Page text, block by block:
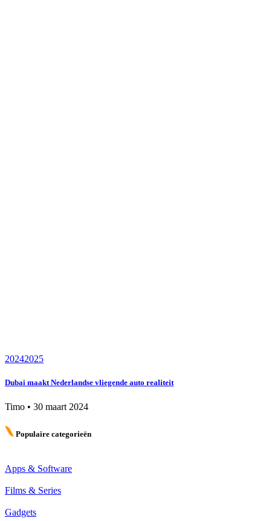
20242025
Dubai maakt Nederlandse vliegende auto realiteit
Timo • 30 maart 2024
Populaire categorieën
Apps & Software
Films & Series
Gadgets